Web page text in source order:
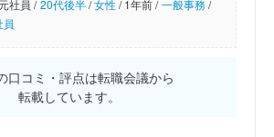
社員 / 20代後半/女性/1年前 / 一般事務/
員
口コミ・評点は転職会議から
転載しています。